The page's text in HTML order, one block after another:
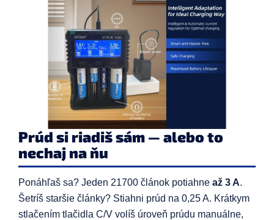
Prúd si riadiš sám — alebo to
nechaj na ňu
Ponáhľaš sa? Jeden 21700 článok potiahne až 3 A.
Šetríš staršie články? Stiahni prúd na 0,25 A. Krátkym
stlačením tlačidla C/V volíš úroveň prúdu manuálne,